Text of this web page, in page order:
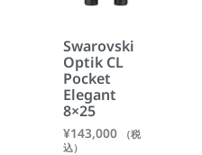
Swarovski
Optik CL
Pocket
Elegant
8×25
¥143,000
（税
込）